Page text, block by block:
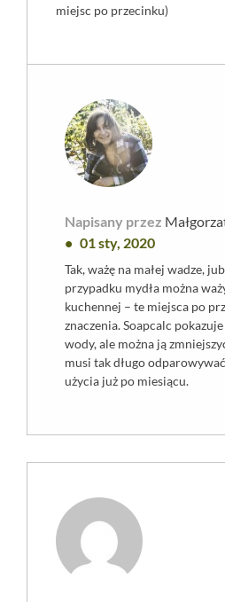
miejsc po przecinku)
Napisany przez
01 sty, 2020
Tak, ważę na małej wadze,
przypadku mydła można
kuchennej – te miejsca po
znaczenia. Soapcalc
wody, ale można ją
musi tak długo
użycia już po miesiącu.